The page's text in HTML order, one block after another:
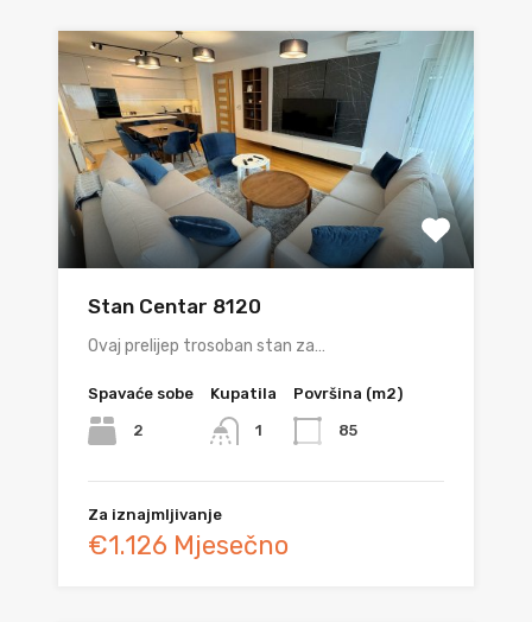
Stan Centar 8120
Ovaj prelijep trosoban stan za…
Spavaće sobe
2
Kupatila
1
Površina (m2)
85
Za iznajmljivanje
€1.126 Mjesečno